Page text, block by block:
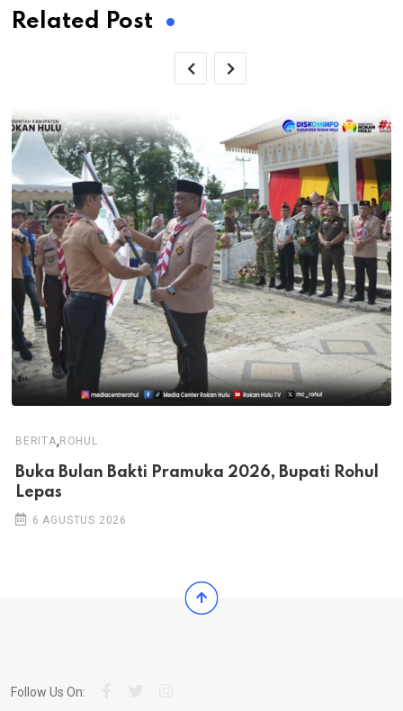
Related Post
BERITA,ROHUL
Buka Bulan Bakti Pramuka 2026, Bupati Rohul
Lepas
6 AGUSTUS 2026
Follow Us On: